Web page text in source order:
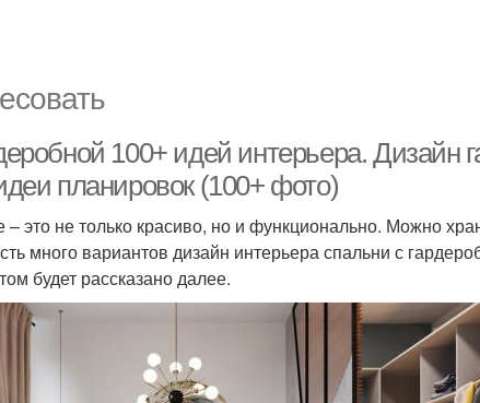
100+ идей интерьера. Дизайн
планировок (100+ фото)
– это не только красиво, но и функционально. Можно
много вариантов дизайн интерьера спальни с
будет рассказано далее.